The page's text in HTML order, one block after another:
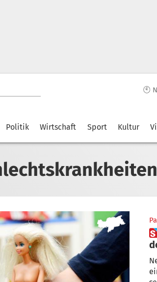
🕙
Politik Wirtschaft Sport Kultur
